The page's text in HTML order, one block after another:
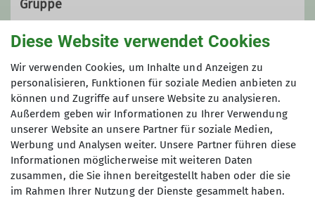
Gruppe
Wandergruppe
Wir sind eine Gruppe von
Wanderfreund*innen, die ihre Freizeit
mit Tageswanderungen im Umkreis bis
etwa 100 km um Koblenz herum
verbringen. Unsere Wanderungen
Sektion
Diese Website verwendet Cookies
Wir verwenden Cookies, um Inhalte und Anzeigen zu
personalisieren, Funktionen für soziale Medien anbieten zu
können und Zugriffe auf unsere Website zu analysieren.
Außerdem geben wir Informationen zu Ihrer Verwendung
unserer Website an unsere Partner für soziale Medien,
Werbung und Analysen weiter. Unsere Partner führen diese
Informationen möglicherweise mit weiteren Daten
zusammen, die Sie ihnen bereitgestellt haben oder die sie
im Rahmen Ihrer Nutzung der Dienste gesammelt haben.